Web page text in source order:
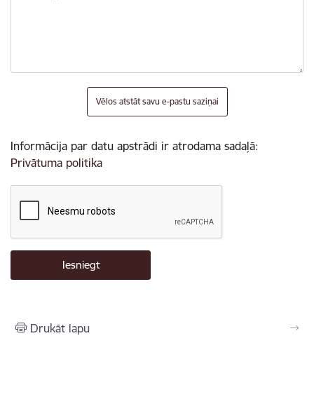
Vēlos atstāt savu e-pastu saziņai
Informācija par datu apstrādi ir atrodama sadaļā:
Privātuma politika
Drukāt lapu